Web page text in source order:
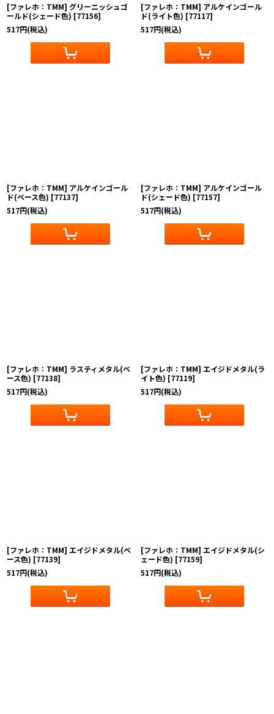
[ファレホ：TMM] グリーニッシュゴ
ールド(シェード色) [77156]
517円(税込)
[ファレホ：TMM] アルケインゴール
ド(ライト色) [77117]
517円(税込)
[ファレホ：TMM] アルケインゴール
ド(ベース色) [77137]
517円(税込)
[ファレホ：TMM] アルケインゴール
ド(シェード色) [77157]
517円(税込)
[ファレホ：TMM] ラスティメタル(ベ
ース色) [77138]
517円(税込)
[ファレホ：TMM] エイジドメタル(ラ
イト色) [77119]
517円(税込)
[ファレホ：TMM] エイジドメタル(ベ
ース色) [77139]
517円(税込)
[ファレホ：TMM] エイジドメタル(シ
ェード色) [77159]
517円(税込)